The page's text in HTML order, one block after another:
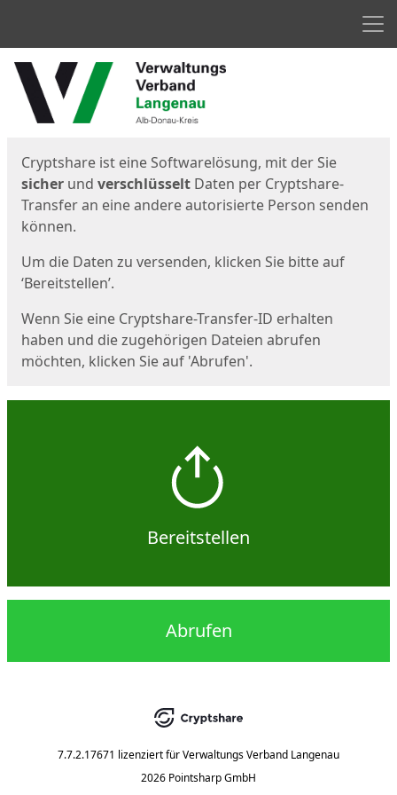
Start
Cryptshare ist eine Softwarelösung, mit der Sie
sicher und verschlüsselt Daten per Cryptshare-
Transfer an eine andere autorisierte Person senden
können.
Um die Daten zu versenden, klicken Sie bitte auf
‘Bereitstellen’.
Wenn Sie eine Cryptshare-Transfer-ID erhalten
haben und die zugehörigen Dateien abrufen
möchten, klicken Sie auf 'Abrufen'.
Bereitstellen
Abrufen
7.7.2.17671 lizenziert fürVerwaltungs Verband Langenau
2026 Pointsharp GmbH